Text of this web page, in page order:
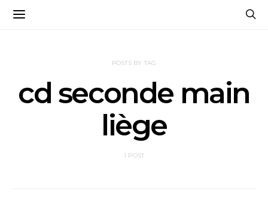
POSTS BY TAG
cd seconde main
liège
1 POST